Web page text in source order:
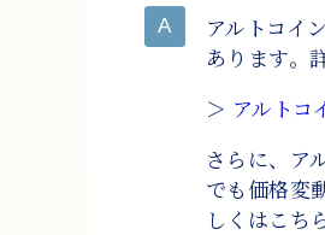
アルトコイ
あります。
＞ アルトコ
さらに、ア
でも価格変
しくはこち